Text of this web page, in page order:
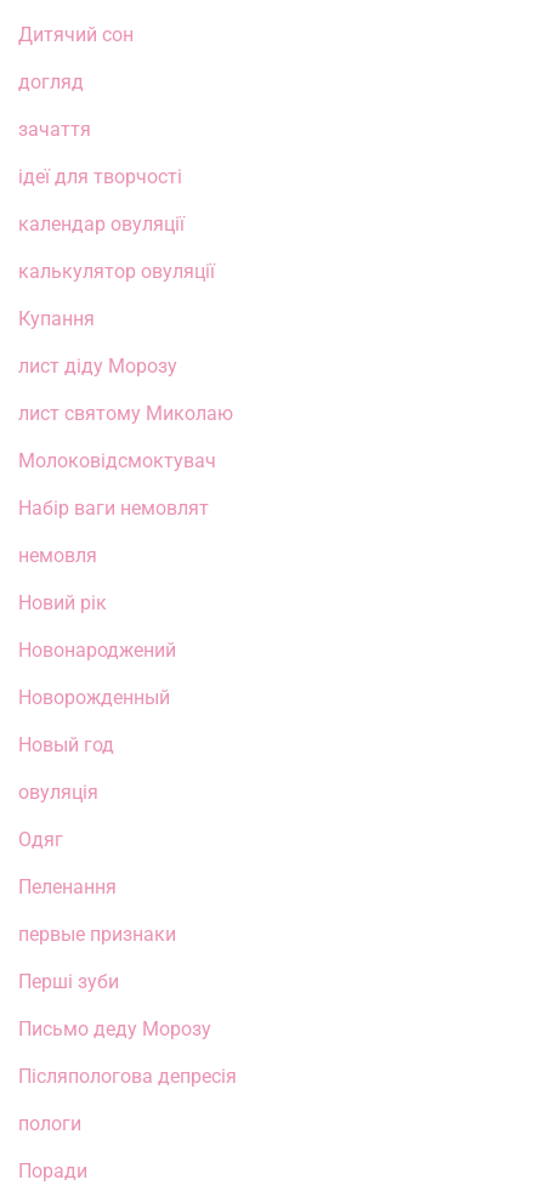
Дитячий сон
догляд
зачаття
ідеї для творчості
календар овуляції
калькулятор овуляції
Купання
лист діду Морозу
лист святому Миколаю
Молоковідсмоктувач
Набір ваги немовлят
немовля
Новий рік
Новонароджений
Новорожденный
Новый год
овуляція
Одяг
Пеленання
первые признаки
Перші зуби
Письмо деду Морозу
Післяпологова депресія
пологи
Поради